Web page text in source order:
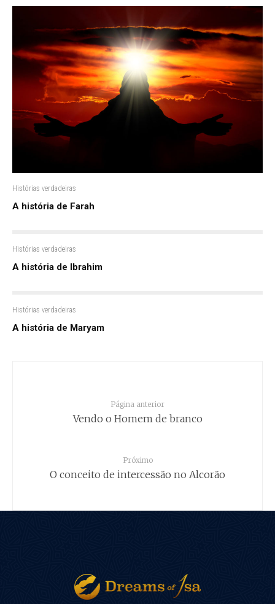
Histórias verdadeiras
A história de Farah
Histórias verdadeiras
A história de Ibrahim
Histórias verdadeiras
A história de Maryam
Página anterior
Vendo o Homem de branco
Próximo
O conceito de intercessão no Alcorão